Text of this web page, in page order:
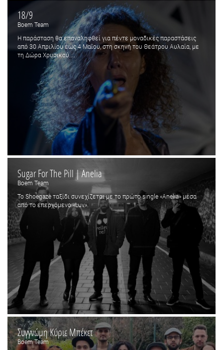
18/9
Boem Team
Η παράσταση θα επαναληφθεί για πέντε μοναδικές παραστάσεις
από 30 Απριλίου έως 4 Μαΐου, στη σκηνή του Θεάτρου Αυλαία, με
τη Δώρα Χρυσικού....
Sugar For The Pill | Anelia
Boem Team
Το Shoegaze ταξίδι συνεχίζεται με το πρώτο single «Anelia» μέσα
από το επερχόμενο «Luv».
Συγγνώμη Κύριε Μπέκετ
Boem Team